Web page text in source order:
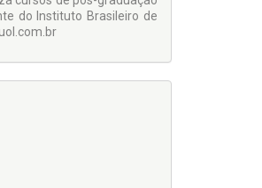
do Instituto Brasileiro de